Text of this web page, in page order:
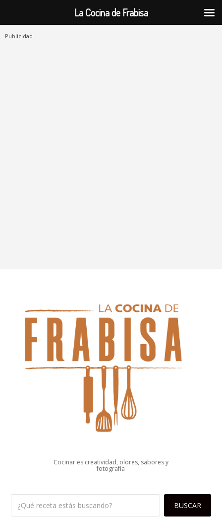
Publicidad
Cocinar es creatividad, olores, sabores y
fotografía
La Cocina de Frabisa